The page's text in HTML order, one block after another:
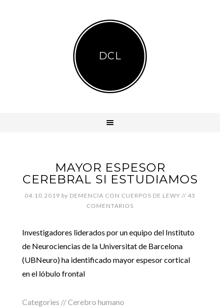
DCL
MAYOR ESPESOR
CEREBRAL SI ESTUDIAMOS
04.10.2019 by DEMENCIA CON CUERPOS DE LEWY // 43
COMENTARIOS
Investigadores liderados por un equipo del Instituto
de Neurociencias de la Universitat de Barcelona
(UBNeuro) ha identificado mayor espesor cortical
en el lóbulo frontal
Categories //Cerebro humano